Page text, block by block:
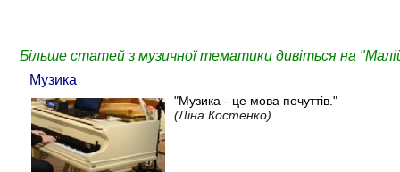
Більше статей з музичної тематики дивіться на
Музика
"Музика - це мова почуттів."
(Ліна Костенко)